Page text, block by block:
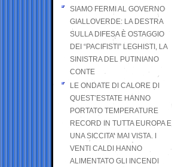
SIAMO FERMI AL GOVERNO
GIALLOVERDE: LA DESTRA
SULLA DIFESA È OSTAGGIO
DEI “PACIFISTI” LEGHISTI, LA
SINISTRA DEL PUTINIANO
CONTE
LE ONDATE DI CALORE DI
QUEST’ESTATE HANNO
PORTATO TEMPERATURE
RECORD IN TUTTA EUROPA E
UNA SICCITA’ MAI VISTA. I
VENTI CALDI HANNO
ALIMENTATO GLI INCENDI